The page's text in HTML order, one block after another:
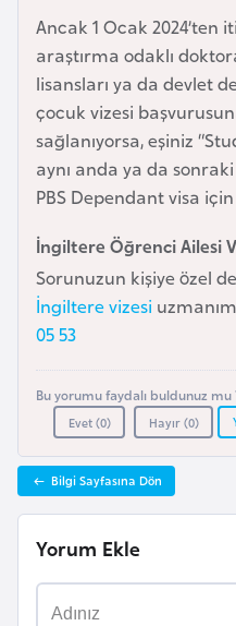
Ancak 1 Ocak 2024’ten
araştırma odaklı
lisansları ya da devlet
çocuk vizesi
sağlanıyorsa, eşiniz
aynı anda ya da
PBS Dependant visa için
İngiltere Öğrenci Ailesi
Sorunuzun kişiye özel
İngiltere vizesi
05 53
Bu yorumu faydalı buldunuz mu
Evet (0) Hayır (0)
Bilgi Sayfasına Dön
Yorum Ekle
ş
B
e
l
a
r
s
B
e
l
ç
k
a
B
e